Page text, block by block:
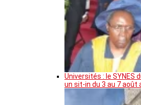
Universités : le SYNES
un sit-in du 3 au 7 août